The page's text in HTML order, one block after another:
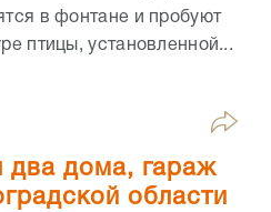
в фонтане и пробуют
птицы, установленной...
два дома, гараж
области